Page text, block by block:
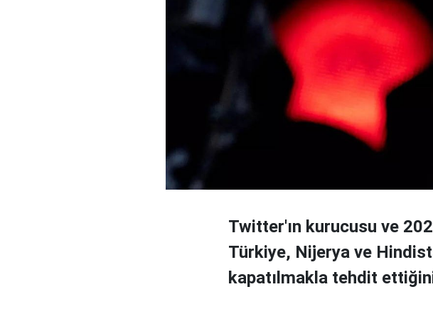
Twitter'ın kurucusu ve
Türkiye, Nijerya ve
kapatılmakla tehdit